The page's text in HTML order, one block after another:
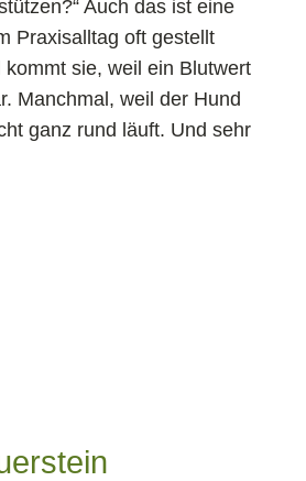
Auch das ist eine
Praxisalltag oft gestellt
sie, weil ein Blutwert
Manchmal, weil der Hund
ganz rund läuft. Und sehr